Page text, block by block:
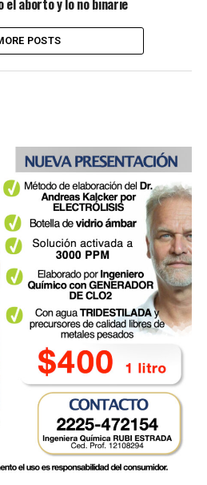
el aborto y lo no binarie
POSTS